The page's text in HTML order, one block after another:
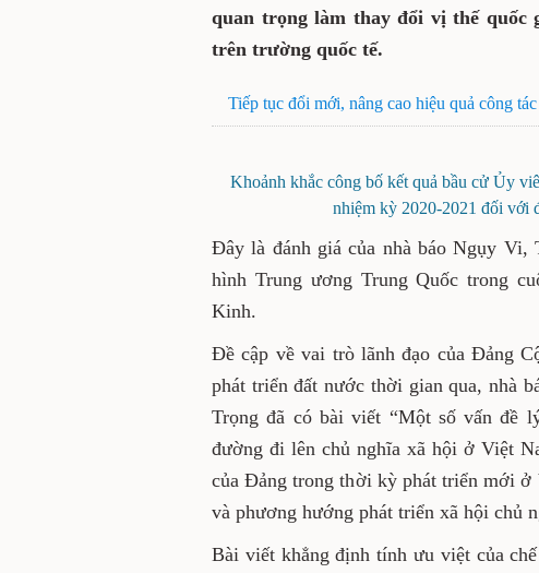
Công tác đối ngoại góp phần
từng bước nâng cao uy tín của
Tiếp tục đổi mới, nâng cao hiệu quả
Khoảnh khắc công bố kết quả bầu
Liên hợp quốc nhiệm kỳ 2020-
Đây là đánh giá của nhà báo
thanh - Truyền hình Trung
phóng viên TTXVN tại Bắc Kinh.
Đề cập về vai trò lãnh đạo của
xây dựng và phát triển đất
định: Tổng Bí thư Nguyễn Phú
và thực tiễn về chủ nghĩa xã
Việt Nam”, trong đó nêu rõ
thời kỳ phát triển mới ở Việt
và phương hướng phát triển xã